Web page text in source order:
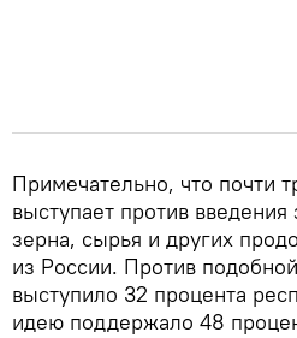
Примечательно, что почти
выступает против
зерна, сырья и других
из России. Против
выступило 32 процента
идею поддержало 48